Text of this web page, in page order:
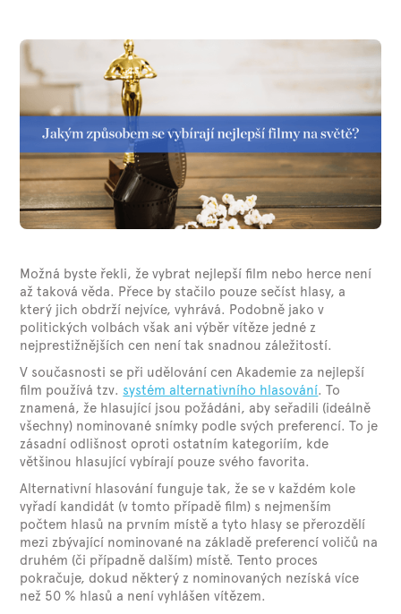
Možná byste řekli, že vybrat nejlepší film nebo herce není
až taková věda. Přece by stačilo pouze sečíst hlasy, a
který jich obdrží nejvíce, vyhrává. Podobně jako v
politických volbách však ani výběr vítěze jedné z
nejprestižnějších cen není tak snadnou záležitostí.
V současnosti se při udělování cen Akademie za nejlepší
film používá tzv. systém alternativního hlasování. To
znamená, že hlasující jsou požádáni, aby seřadili (ideálně
všechny) nominované snímky podle svých preferencí. To je
zásadní odlišnost oproti ostatním kategoriím, kde
většinou hlasující vybírají pouze svého favorita.
Alternativní hlasování funguje tak, že se v každém kole
vyřadí kandidát (v tomto případě film) s nejmenším
počtem hlasů na prvním místě a tyto hlasy se přerozdělí
mezi zbývající nominované na základě preferencí voličů na
druhém (či případně dalším) místě. Tento proces
pokračuje, dokud některý z nominovaných nezíská více
než 50 % hlasů a není vyhlášen vítězem.